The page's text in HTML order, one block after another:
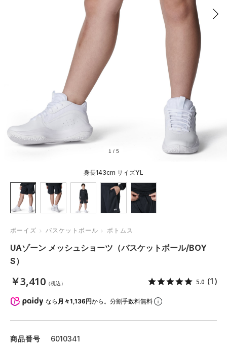
1 / 5
身長143cm サイズYL
ボーイズ バスケットボール ボトムス
UAゾーン メッシュショーツ（バスケットボール/BOY
S）
￥3,410 （税込） 5.0 (1)
なら 月々1,136円から。分割手数料無料
商品番号
6010341